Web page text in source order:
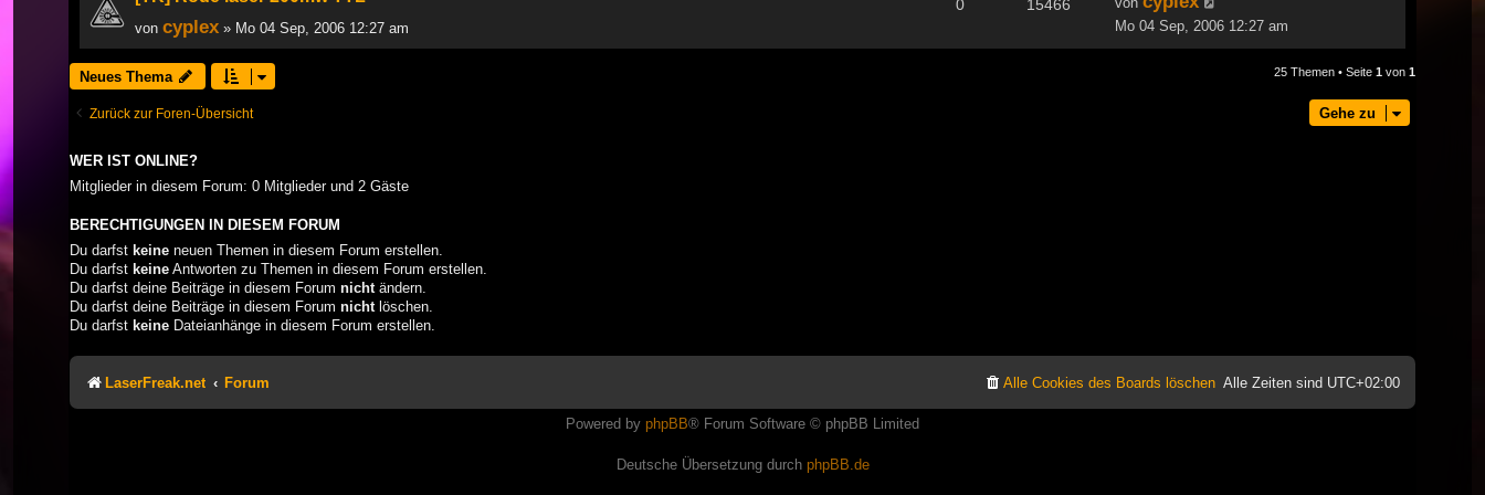
von cyplex » Mo 04 Sep, 2006 12:27 am
0 15466
Mo 04 Sep, 2006 12:27 am
Neues Thema 25 Themen • Seite 1 von 1
Zurück zur Foren-Übersicht Gehe zu
WER IST ONLINE?
Mitglieder in diesem Forum: 0 Mitglieder und 2 Gäste
BERECHTIGUNGEN IN DIESEM FORUM
Du darfst keine neuen Themen in diesem Forum erstellen.
Du darfst keine Antworten zu Themen in diesem Forum erstellen.
Du darfst deine Beiträge in diesem Forum nicht ändern.
Du darfst deine Beiträge in diesem Forum nicht löschen.
Du darfst keine Dateianhänge in diesem Forum erstellen.
LaserFreak.net Forum Alle Zeiten sind UTC+02:00
Alle Cookies des Boards löschen
Powered by phpBB® Forum Software © phpBB Limited
Deutsche Übersetzung durch phpBB.de